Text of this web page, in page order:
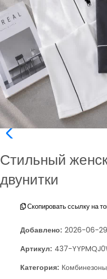
Стильный
двунитки
Скопировать ссылку на
Добавлено: 2026-06-29
Артикул: 437-
Категория: